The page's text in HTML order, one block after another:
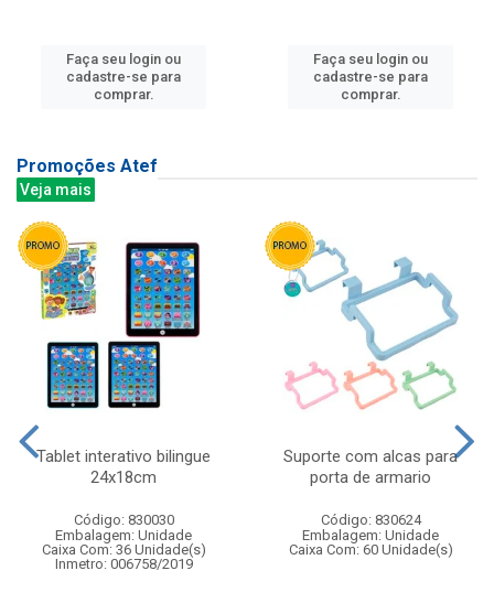
Faça seu login ou
cadastre-se para
comprar.
Faça seu login ou
cadastre-se para
comprar.
Promoções Atef
Veja mais
Tablet interativo bilingue
24x18cm
Código: 830030
Embalagem: Unidade
Caixa Com: 36 Unidade(s)
Inmetro: 006758/2019
Suporte com alcas para
porta de armario
Código: 830624
Embalagem: Unidade
Caixa Com: 60 Unidade(s)